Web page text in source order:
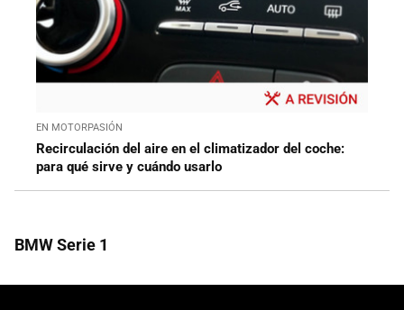
EN MOTORPASIÓN
Recirculación del aire en el climatizador del coche:
para qué sirve y cuándo usarlo
BMW Serie 1